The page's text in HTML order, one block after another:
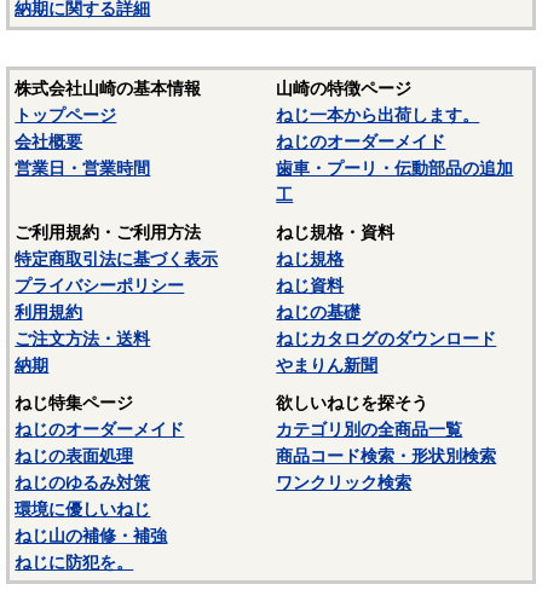
納期に関する詳細
株式会社山崎の基本情報
トップページ
会社概要
営業日・営業時間
山崎の特徴ページ
ねじ一本から出荷します。
ねじのオーダーメイド
歯車・プーリ・伝動部品の追加
工
ご利用規約・ご利用方法
特定商取引法に基づく表示
プライバシーポリシー
利用規約
ご注文方法・送料
納期
ねじ規格・資料
ねじ規格
ねじ資料
ねじの基礎
ねじカタログのダウンロード
やまりん新聞
ねじ特集ページ
ねじのオーダーメイド
ねじの表面処理
ねじのゆるみ対策
環境に優しいねじ
ねじ山の補修・補強
ねじに防犯を。
欲しいねじを探そう
カテゴリ別の全商品一覧
商品コード検索・形状別検索
ワンクリック検索